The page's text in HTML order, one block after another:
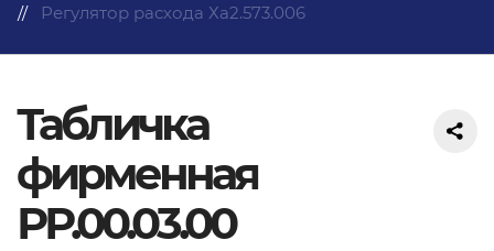
Регулятор расхода Ха2.573.006
Табличка
фирменная
РР.00.03.00